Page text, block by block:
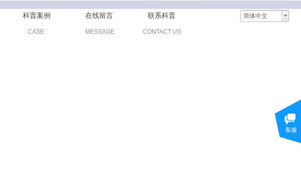
简体中文
CONTACT US
科晋案例 在线留言 联系科晋
CASE MESSAGE
客服